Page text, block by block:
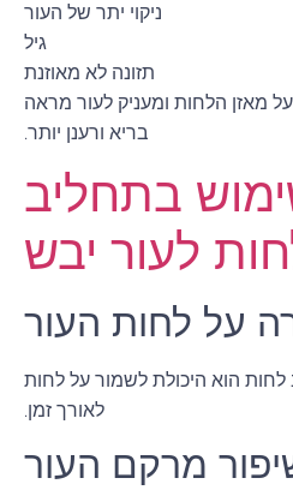
ניקוי יתר של העור
גיל
תזונה לא מאוזנת
מאזן הלחות ומעניק לעור מראה
בריא ורענן יותר.
בתחליב
לעור יבש
על לחות העור
לחות הוא היכולת לשמור על לחות
לאורך זמן.
מרקם העור